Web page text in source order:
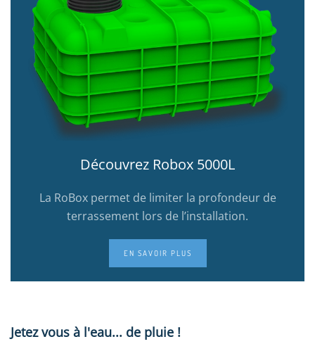
Découvrez Robox 5000L
La RoBox permet de limiter la profondeur de
terrassement lors de l’installation.
EN SAVOIR PLUS
Jetez vous à l'eau... de pluie !